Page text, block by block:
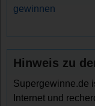
gewinnen
Hinweis zu
Supergewinne.de
Internet und